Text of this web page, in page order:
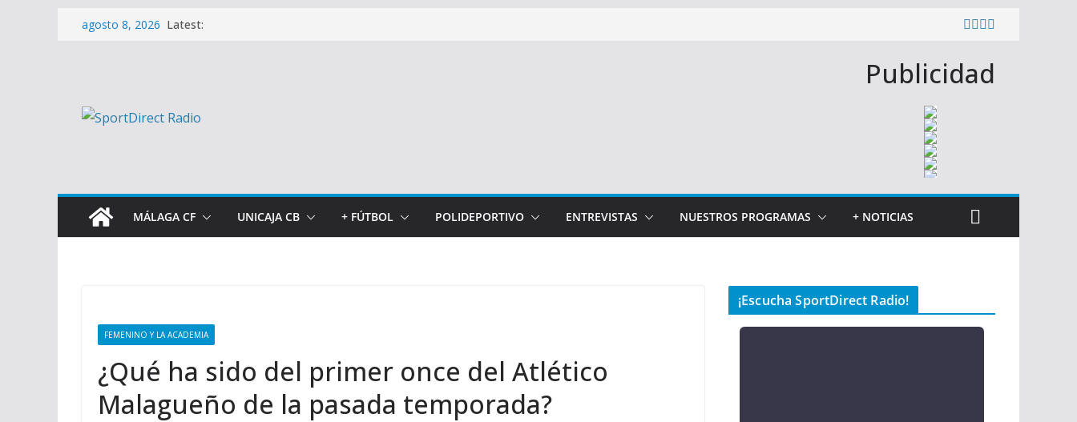
Saltaragosto 8, 2026 Latest:
Publicidad
MÁLAGA CF UNICAJA CB + FÚTBOL POLIDEPORTIVO ENTREVISTAS NUESTROS PROGRAMAS + NOTICIAS
FEMENINO Y LA ACADEMIA
¿Qué ha sido del primer once del Atlético
Malagueño de la pasada temporada?
¡Escucha SportDirect Radio!